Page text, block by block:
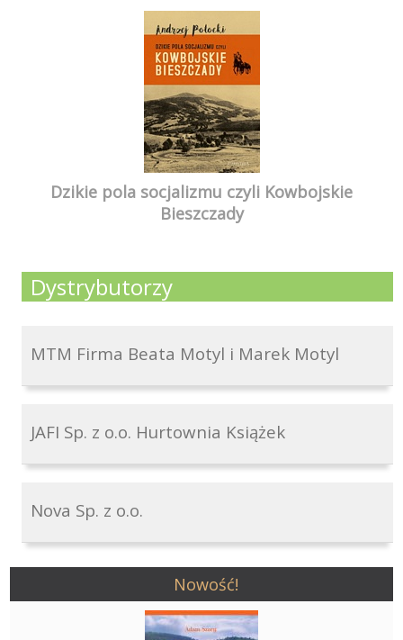
Dzikie pola socjalizmu czyli Kowbojskie
Bieszczady
Dystrybutorzy
MTM Firma Beata Motyl i Marek Motyl
JAFI Sp. z o.o. Hurtownia Książek
Nova Sp. z o.o.
Nowość!